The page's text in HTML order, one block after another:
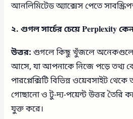
আনলিমিটেড অ্যাক্সেস পেতে
২. গুগল সার্চের চেয়ে Perplexity
উত্তর: গুগলে কিছু খুঁজলে অনেকগুলো
আসে, যা আপনাকে নিজে পড়ে তথ্য
পারপ্লেক্সিটি বিভিন্ন ওয়েবসাইট
গোছানো ও টু-দ্য-পয়েন্ট উত্তর তৈরি
যুক্ত করে।